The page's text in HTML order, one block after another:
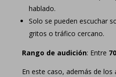
hablado.
Solo se pueden escuchar
gritos o tráfico cercano.
Rango de audición: Entre
En este caso, además de